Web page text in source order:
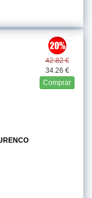
42.82 €
34.26 €
Comprar